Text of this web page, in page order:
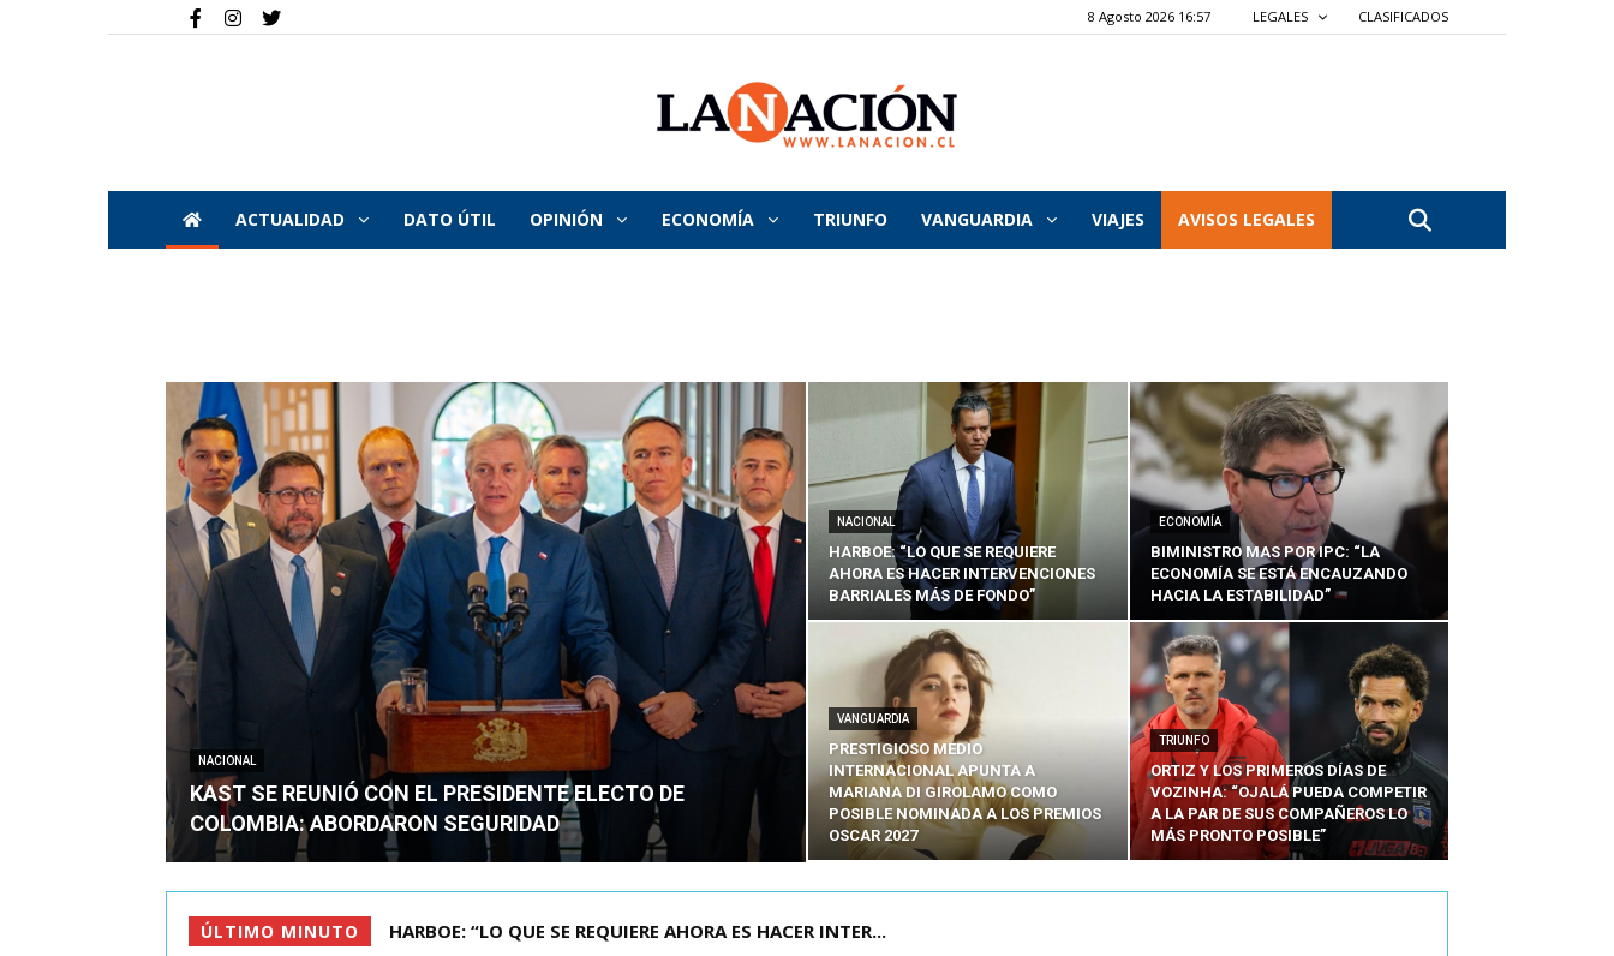
8 Agosto 2026 16:57 LEGALES CLASIFICADOS
La
Nación
ACTUALIDAD DATO ÚTIL OPINIÓN ECONOMÍA TRIUNFO VANGUARDIA VIAJES AVISOS LEGALES
NACIONAL
KAST SE REUNIÓ CON EL PRESIDENTE ELECTO DE
COLOMBIA: ABORDARON SEGURIDAD
NACIONAL
HARBOE: “LO QUE SE REQUIERE
AHORA ES HACER INTERVENCIONES
BARRIALES MÁS DE FONDO”
ECONOMÍA
BIMINISTRO MAS POR IPC: “LA
ECONOMÍA SE ESTÁ ENCAUZANDO
HACIA LA ESTABILIDAD”
VANGUARDIA
PRESTIGIOSO MEDIO
INTERNACIONAL APUNTA A
MARIANA DI GIROLAMO COMO
POSIBLE NOMINADA A LOS PREMIOS
OSCAR 2027
TRIUNFO
ORTIZ Y LOS PRIMEROS DÍAS DE
VOZINHA: “OJALÁ PUEDA COMPETIR
A LA PAR DE SUS COMPAÑEROS LO
MÁS PRONTO POSIBLE”
ÚLTIMO MINUTO BIMINISTRO MAS POR IPC: “LA ECONOMÍA SE ESTÁ ENC...